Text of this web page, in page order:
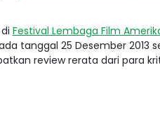
Festival Lembaga Film
tanggal 25 Desember 2013
review rerata dari para